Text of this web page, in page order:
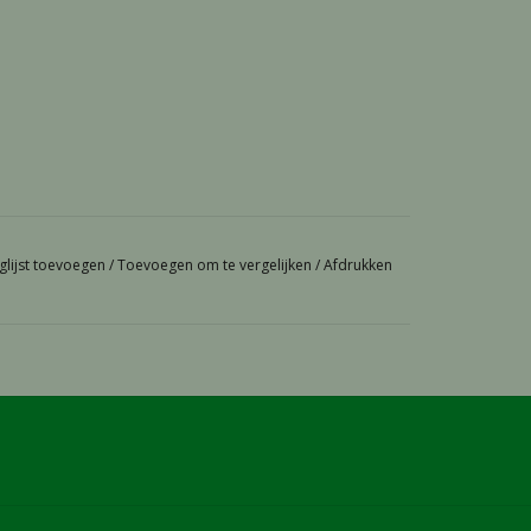
toevoegen /Toevoegen om te vergelijken /Afdrukken